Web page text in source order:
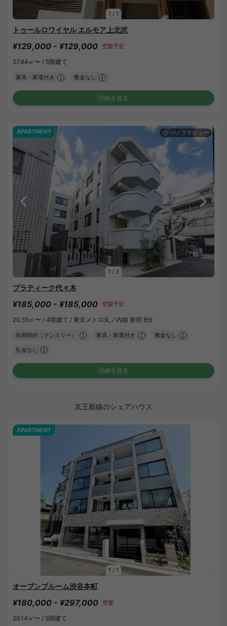
1 / 1
トゥールロワイヤル エルモア上北沢
¥129,000 - ¥129,000 空室予定
27.64㎡〜 / 5階建て
家具・家電付き 敷金なし
詳細を見る
1 / 3
APARTMENT
プラティーク代々木
¥185,000 - ¥185,000 空室予定
20.55㎡〜 / 4階建て / 東京メトロ丸ノ内線 新宿 8分
短期契約（マンスリー） 家具・家電付き 敷金なし
礼金なし
詳細を見る
京王新線のシェアハウス
1 / 1
APARTMENT
オープンブルーム渋谷本町
¥180,000 - ¥297,000 空室
29.14㎡〜 / 5階建て